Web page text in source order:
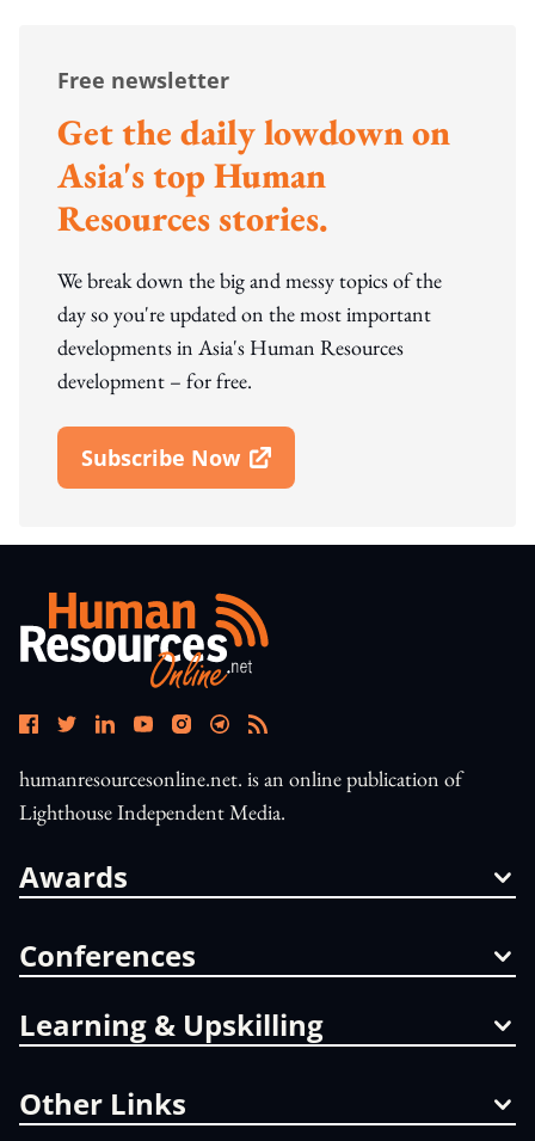
Free newsletter
Get the daily lowdown on
Asia's top Human
Resources stories.
We break down the big and messy topics of the
day so you're updated on the most important
developments in Asia's Human Resources
development – for free.
Subscribe Now
Open In New Window
humanresourcesonline.net. is an online publication of
Lighthouse Independent Media.
Awards
Conferences
Learning & Upskilling
Other Links